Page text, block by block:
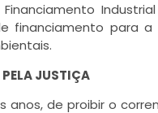
financiamento para
JUSTIÇA
anos, de proibir o